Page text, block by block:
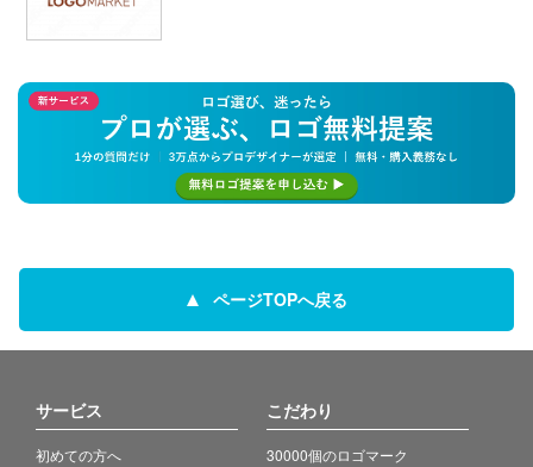
ページTOPへ戻る
サービス
初めての方へ
こだわり
30000個のロゴマーク